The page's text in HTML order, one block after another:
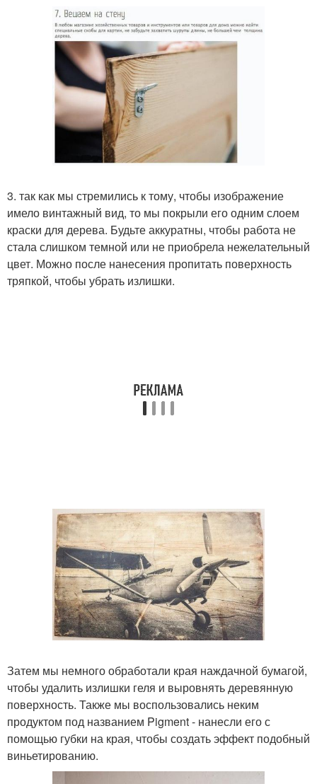
3. так как мы стремились к тому, чтобы изображение
имело винтажный вид, то мы покрыли его одним слоем
краски для дерева. Будьте аккуратны, чтобы работа не
стала слишком темной или не приобрела нежелательный
цвет. Можно после нанесения пропитать поверхность
тряпкой, чтобы убрать излишки.
Затем мы немного обработали края наждачной бумагой,
чтобы удалить излишки геля и выровнять деревянную
поверхность. Также мы воспользовались неким
продуктом под названием Pigment - нанесли его с
помощью губки на края, чтобы создать эффект подобный
виньетированию.